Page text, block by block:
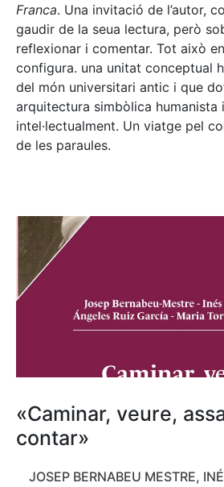
Franca. Una invitació de l’autor,
gaudir de la seua lectura, però
reflexionar i comentar. Tot això
configura. una unitat conceptual
del món universitari antic i que
arquitectura simbòlica humanista
intel·lectualment. Un viatge pel
de les paraules.
«Caminar, veure,
contar»
JOSEP BERNABEU MESTRE,